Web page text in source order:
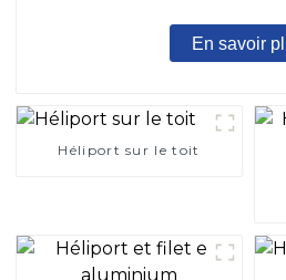
En savoir
Héliport sur le toit